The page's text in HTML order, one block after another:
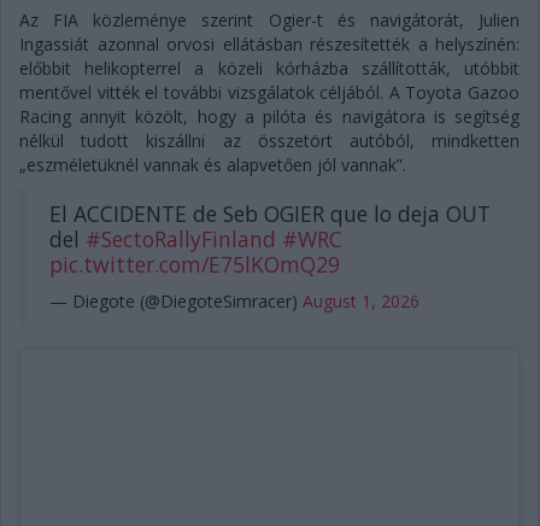
Az FIA közleménye szerint Ogier-t és navigátorát, Julien
Ingassiát azonnal orvosi ellátásban részesítették a helyszínén:
előbbit helikopterrel a közeli kórházba szállították, utóbbit
mentővel vitték el további vizsgálatok céljából. A Toyota Gazoo
Racing annyit közölt, hogy a pilóta és navigátora is segítség
nélkül tudott kiszállni az összetört autóból, mindketten
„eszméletüknél vannak és alapvetően jól vannak”.
El ACCIDENTE de Seb OGIER que lo deja OUT
del #SectoRallyFinland #WRC
pic.twitter.com/E75lKOmQ29
— Diegote (@DiegoteSimracer) August 1, 2026